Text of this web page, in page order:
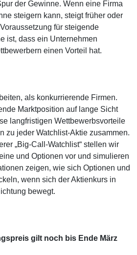
der Gewinne. Wenn eine Firma
steigern kann, steigt früher oder
für steigende
ist, dass ein Unternehmen
einen Vorteil hat.
als konkurrierende Firmen.
Marktposition auf lange Sicht
langfristigen Wettbewerbsvorteile
zu jeder Watchlist-Aktie zusammen.
„Big-Call-Watchlist“ stellen wir
und Optionen vor und simulieren
zeigen, wie sich Optionen und
wenn sich der Aktienkurs in
bewegt.
gilt noch bis Ende März